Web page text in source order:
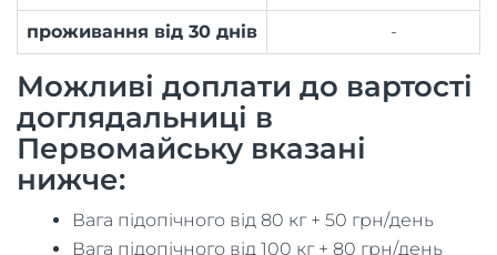
проживання від 30 днів -
Можливі доплати до вартості
доглядальниці в
Первомайську вказані
нижче:
Вага підопічного від 80 кг + 50 грн/день
Вага підопічного від 100 кг + 80 грн/день